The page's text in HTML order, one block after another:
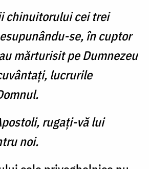
chinuitorului cei trei
se, în cuptor
mărturisit pe Dumnezeu
lucrurile
rugaţi-vă lui
noi.